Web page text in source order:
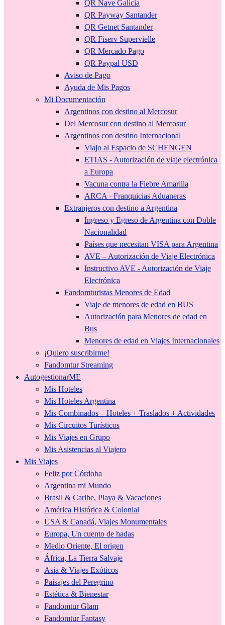
QR Nave Galicia
QR Payway Santander
QR Getnet Santander
QR Fiserv Supervielle
QR Mercado Pago
QR Paypal USD
Aviso de Pago
Ayuda de Mis Pagos
Mi Documentación
Argentinos con destino al Mercosur
Del Mercosur con destino al Mercosur
Argentinos con destino Internacional
Viajo al Espacio de SCHENGEN
ETIAS - Autorización de viaje electrónica
a Europa
Vacuna contra la Fiebre Amarilla
ARCA - Franquicias Aduaneras
Extranjeros con destino a Argentina
Ingreso y Egreso de Argentina con Doble
Nacionalidad
Países que necesitan VISA para Argentina
AVE – Autorización de Viaje Electrónica
Instructivo AVE - Autorización de Viaje
Electrónica
Fandomturistas Menores de Edad
Viaje de menores de edad en BUS
Autorización para Menores de edad en
Bus
Menores de edad en Viajes Internacionales
¡Quiero suscribirme!
Fandomtur Streaming
AutogestionarME
Mis Hoteles
Mis Hoteles Argentina
Mis Combinados – Hoteles + Traslados + Actividades
Mis Circuitos Turísticos
Mis Viajes en Grupo
Mis Asistencias al Viajero
Mis Viajes
Feliz por Córdoba
Argentina mi Mundo
Brasil & Caribe, Playa & Vacaciones
América Histórica & Colonial
USA & Canadá, Viajes Monumentales
Europa, Un cuento de hadas
Medio Oriente, El origen
África, La Tierra Salvaje
Asia & Viajes Exóticos
Paisajes del Peregrino
Estética & Bienestar
Fandomtur Glam
Fandomtur Fantasy